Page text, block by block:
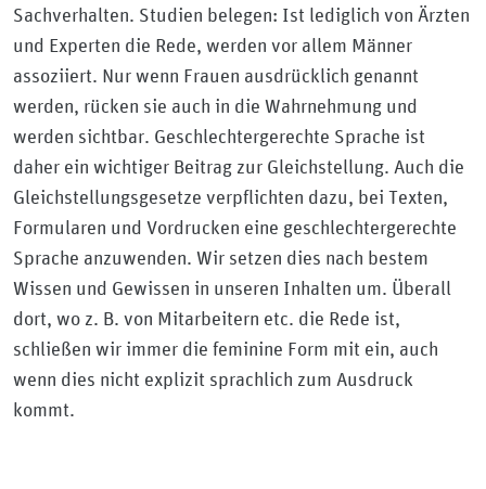
Sachverhalten. Studien belegen: Ist lediglich von Ärzten
und Experten die Rede, werden vor allem Männer
assoziiert. Nur wenn Frauen ausdrücklich genannt
werden, rücken sie auch in die Wahrnehmung und
werden sichtbar. Geschlechtergerechte Sprache ist
daher ein wichtiger Beitrag zur Gleichstellung. Auch die
Gleichstellungsgesetze verpflichten dazu, bei Texten,
Formularen und Vordrucken eine geschlechtergerechte
Sprache anzuwenden. Wir setzen dies nach bestem
Wissen und Gewissen in unseren Inhalten um. Überall
dort, wo z. B. von Mitarbeitern etc. die Rede ist,
schließen wir immer die feminine Form mit ein, auch
wenn dies nicht explizit sprachlich zum Ausdruck
kommt.